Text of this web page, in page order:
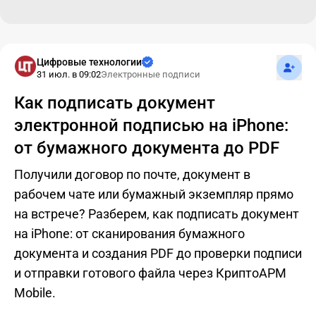
Цифровые технологии
31 июл. в 09:02Электронные подписи
Как подписать документ
электронной подписью на iPhone:
от бумажного документа до PDF
Получили договор по почте, документ в
рабочем чате или бумажный экземпляр прямо
на встрече? Разберем, как подписать документ
на iPhone: от сканирования бумажного
документа и создания PDF до проверки подписи
и отправки готового файла через КриптоАРМ
Mobile.